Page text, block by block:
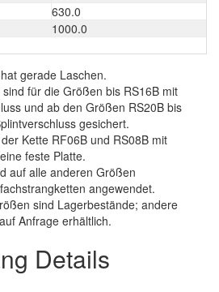
630.0
1000.0
gerade Laschen.
für die Größen bis RS16B mit
und ab den Größen RS20B bis
gesichert.
Kette RF06B und RS08B mit
feste Platte.
auf alle anderen Größen
angewendet.
sind Lagerbestände; andere
Anfrage erhältlich.
Details